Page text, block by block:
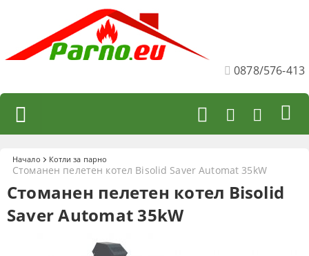
0878/576-413
Начало Котли за парно
Стоманен пелетен котел Bisolid Saver Automat 35kW
Стоманен пелетен котел Bisolid
Saver Automat 35kW